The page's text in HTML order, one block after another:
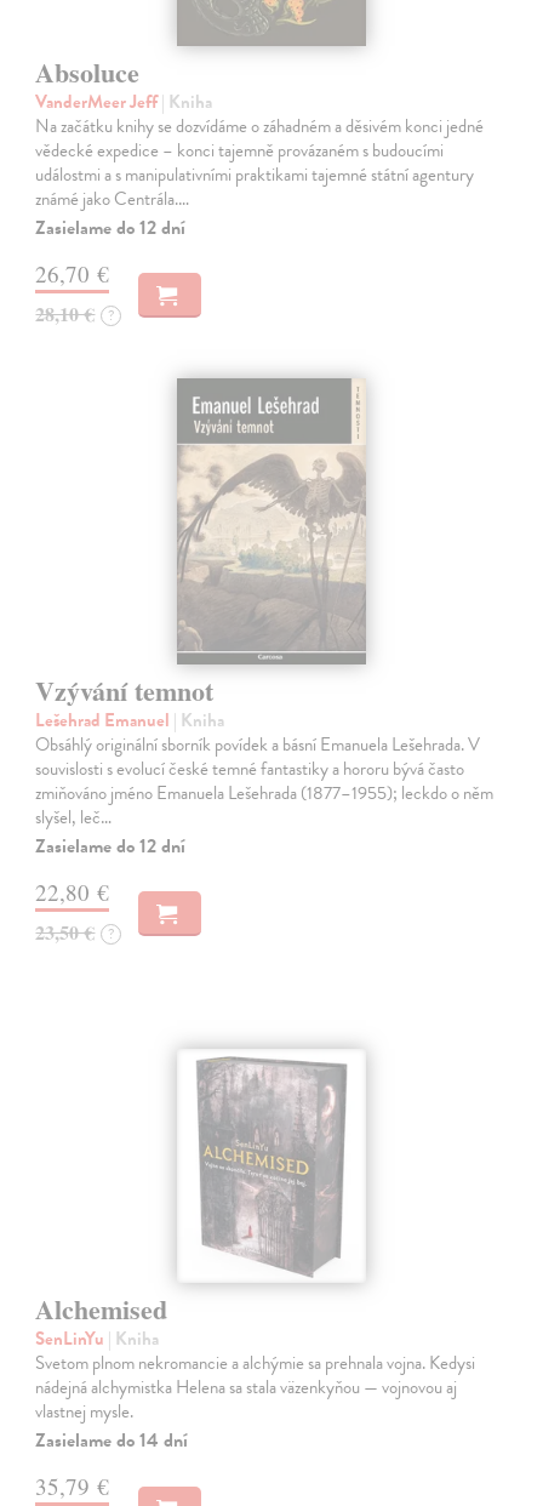
Absoluce
VanderMeer Jeff| Kniha
Na začátku knihy se dozvídáme o záhadném a děsivém konci jedné
vědecké expedice – konci tajemně provázaném s budoucími
událostmi a s manipulativními praktikami tajemné státní agentury
známé jako Centrála.…
Zasielame do 12 dní
26,70 €
28,10 € ?
Vzývání temnot
Lešehrad Emanuel | Kniha
Obsáhlý originální sborník povídek a básní Emanuela Lešehrada. V
souvislosti s evolucí české temné fantastiky a hororu bývá často
zmiňováno jméno Emanuela Lešehrada (1877–1955); leckdo o něm
slyšel, leč…
Zasielame do 12 dní
22,80 €
23,50 € ?
Alchemised
SenLinYu | Kniha
Svetom plnom nekromancie a alchýmie sa prehnala vojna. Kedysi
nádejná alchymistka Helena sa stala väzenkyňou — vojnovou aj
vlastnej mysle.
Zasielame do 14 dní
35,79 €